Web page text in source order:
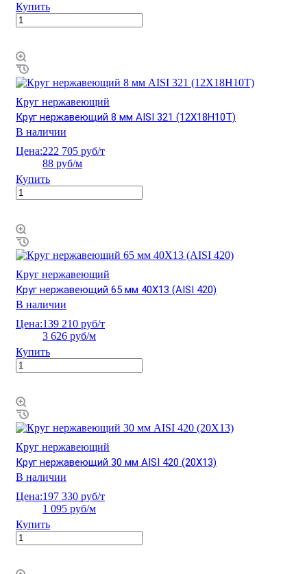
Купить
Круг нержавеющий
Круг нержавеющий 8 мм AISI 321 (12Х18Н10Т)
В наличии
Цена:222 705 руб/т
88 руб/м
Купить
Круг нержавеющий
Круг нержавеющий 65 мм 40Х13 (AISI 420)
В наличии
Цена:139 210 руб/т
3 626 руб/м
Купить
Круг нержавеющий
Круг нержавеющий 30 мм AISI 420 (20Х13)
В наличии
Цена:197 330 руб/т
1 095 руб/м
Купить